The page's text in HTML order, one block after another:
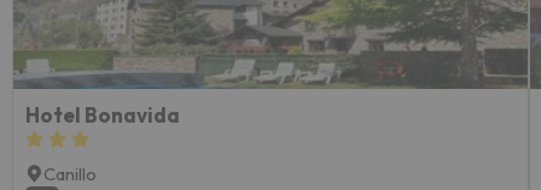
Hotel Bonavida
Canillo